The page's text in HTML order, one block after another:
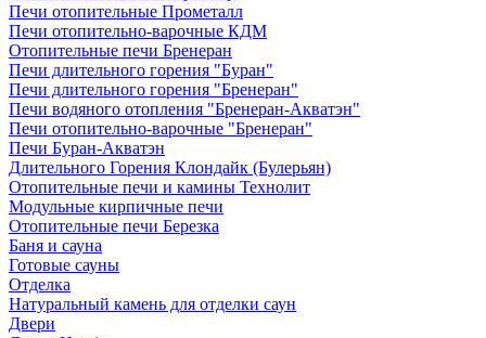
Печи отопительные Прометалл
Печи отопительно-варочные КДМ
Отопительные печи Бренеран
Печи длительного горения "Буран"
Печи длительного горения "Бренеран"
Печи водяного отопления "Бренеран-Акватэн"
Печи отопительно-варочные "Бренеран"
Печи Буран-Акватэн
Длительного Горения Клондайк (Булерьян)
Отопительные печи и камины Технолит
Модульные кирпичные печи
Отопительные печи Березка
Баня и сауна
Готовые сауны
Отделка
Натуральный камень для отделки саун
Двери